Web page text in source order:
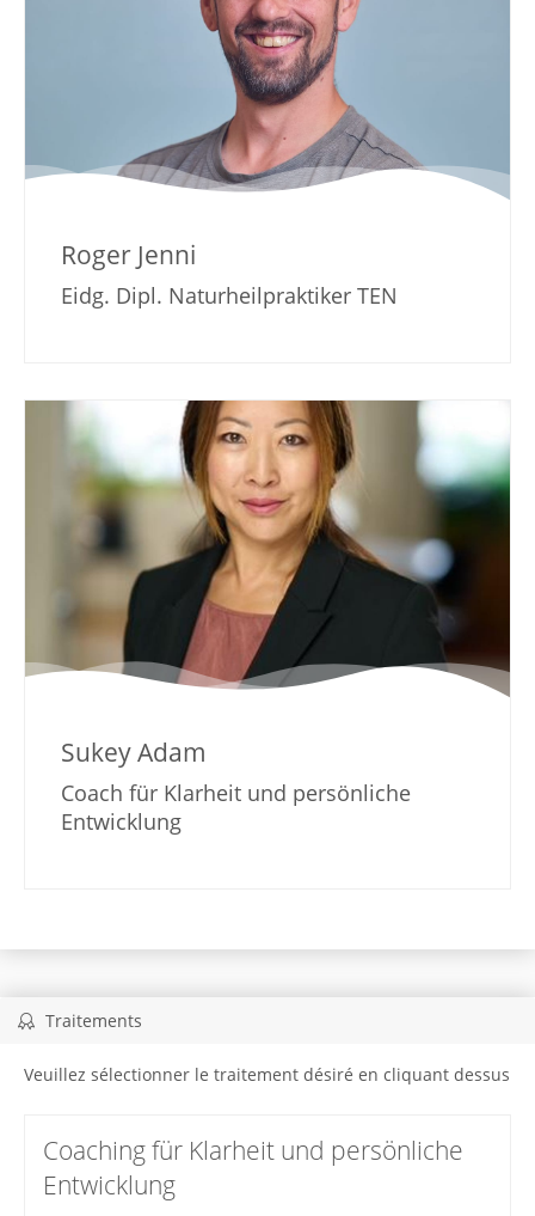
Roger Jenni
Eidg. Dipl. Naturheilpraktiker TEN
Sukey Adam
Coach für Klarheit und persönliche
Entwicklung
Traitements
Veuillez sélectionner le traitement désiré en cliquant dessus
Coaching für Klarheit und persönliche
Entwicklung